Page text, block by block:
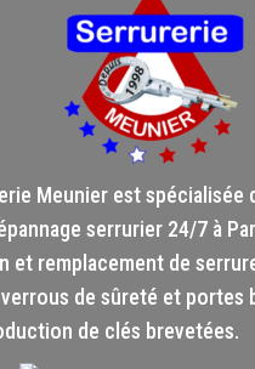
Meunier est spécialisée
serrurier 24/7 à
et remplacement de
de sûreté et portes
de clés brevetées.